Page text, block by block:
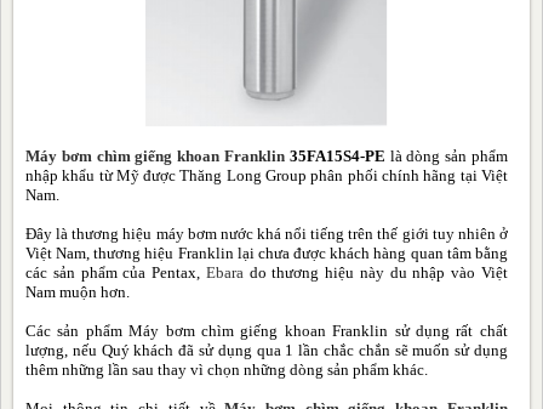
Máy bơm chìm giếng khoan Franklin35FA15S4-PE là dòng sản phẩm
nhập khẩu từ Mỹ được Thăng Long Group phân phối chính hãng tại Việt
Nam.
Đây là thương hiệu máy bơm nước khá nổi tiếng trên thế giới tuy nhiên ở
Việt Nam, thương hiệu Franklin lại chưa được khách hàng quan tâm bằng
các sản phẩm của Pentax, Ebarado thương hiệu này du nhập vào Việt
Nam muộn hơn.
Các sản phẩm Máy bơm chìm giếng khoan Franklin sử dụng rất chất
lượng, nếu Quý khách đã sử dụng qua 1 lần chắc chắn sẽ muốn sử dụng
thêm những lần sau thay vì chọn những dòng sản phẩm khác.